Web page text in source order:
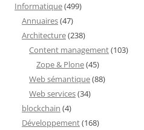
Informatique(499)
Annuaires(47)
Architecture(238)
Content management(103)
Zope & Plone(45)
Web sémantique(88)
Web services(34)
blockchain (4)
Développement(168)